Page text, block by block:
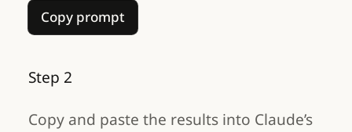
Copy prompt
Copy prompt
Step 2
Copy and paste the results into Claude’s